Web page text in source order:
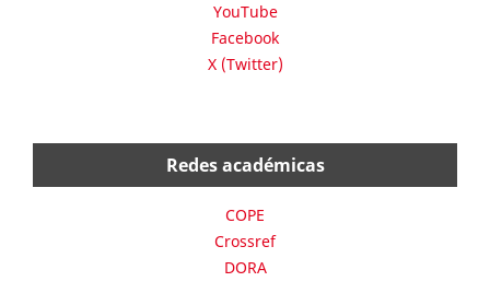
YouTube
Facebook
X (Twitter)
Redes académicas
COPE
Crossref
DORA